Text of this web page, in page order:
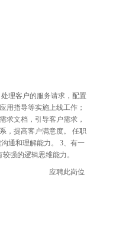
理客户的服务请求，配置
用指导等实施上线工作；
求文档，引导客户需求，
，提高客户满意度。 任职
通和理解能力。 3、有一
强的逻辑思维能力。
应聘此岗位